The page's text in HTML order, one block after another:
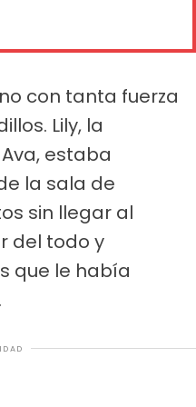
con tanta fuerza
Lily, la
estaba
la sala de
sin llegar al
del todo y
que le había